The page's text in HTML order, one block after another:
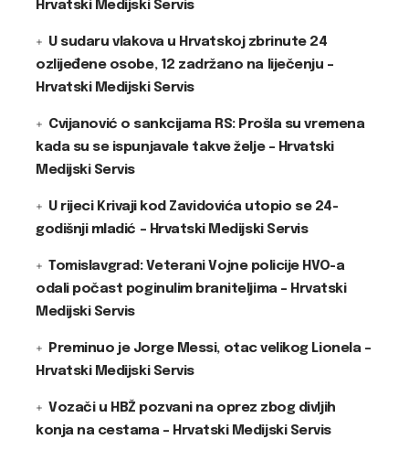
Hrvatski Medijski Servis
U sudaru vlakova u Hrvatskoj zbrinute 24
ozlijeđene osobe, 12 zadržano na liječenju –
Hrvatski Medijski Servis
Cvijanović o sankcijama RS: Prošla su vremena
kada su se ispunjavale takve želje – Hrvatski
Medijski Servis
U rijeci Krivaji kod Zavidovića utopio se 24-
godišnji mladić – Hrvatski Medijski Servis
Tomislavgrad: Veterani Vojne policije HVO-a
odali počast poginulim braniteljima – Hrvatski
Medijski Servis
Preminuo je Jorge Messi, otac velikog Lionela –
Hrvatski Medijski Servis
Vozači u HBŽ pozvani na oprez zbog divljih
konja na cestama – Hrvatski Medijski Servis